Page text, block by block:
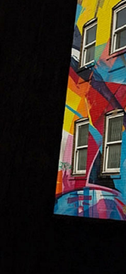
چیزی از سوژه کم